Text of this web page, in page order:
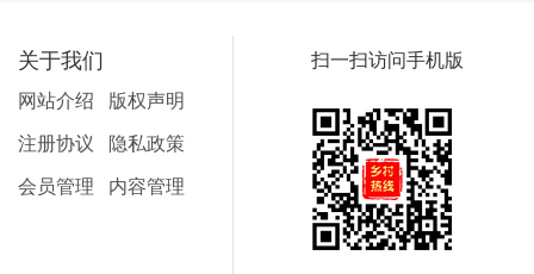
关于我们
网站介绍
版权声明
注册协议
隐私政策
会员管理
内容管理
扫一扫访问手机版